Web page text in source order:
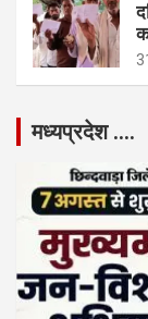
मध्यप्रदेश ….